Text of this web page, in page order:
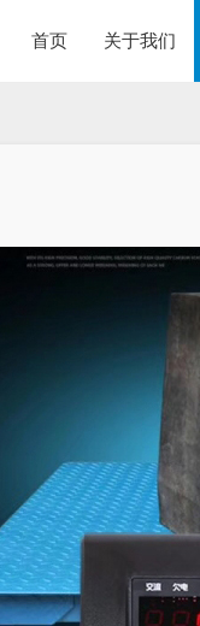
首页 关于我们